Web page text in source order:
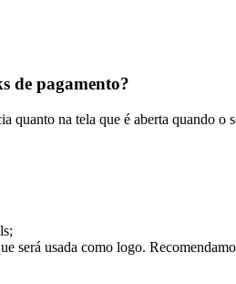
de pagamento?
quanto na tela que é aberta quando
será usada como logo.